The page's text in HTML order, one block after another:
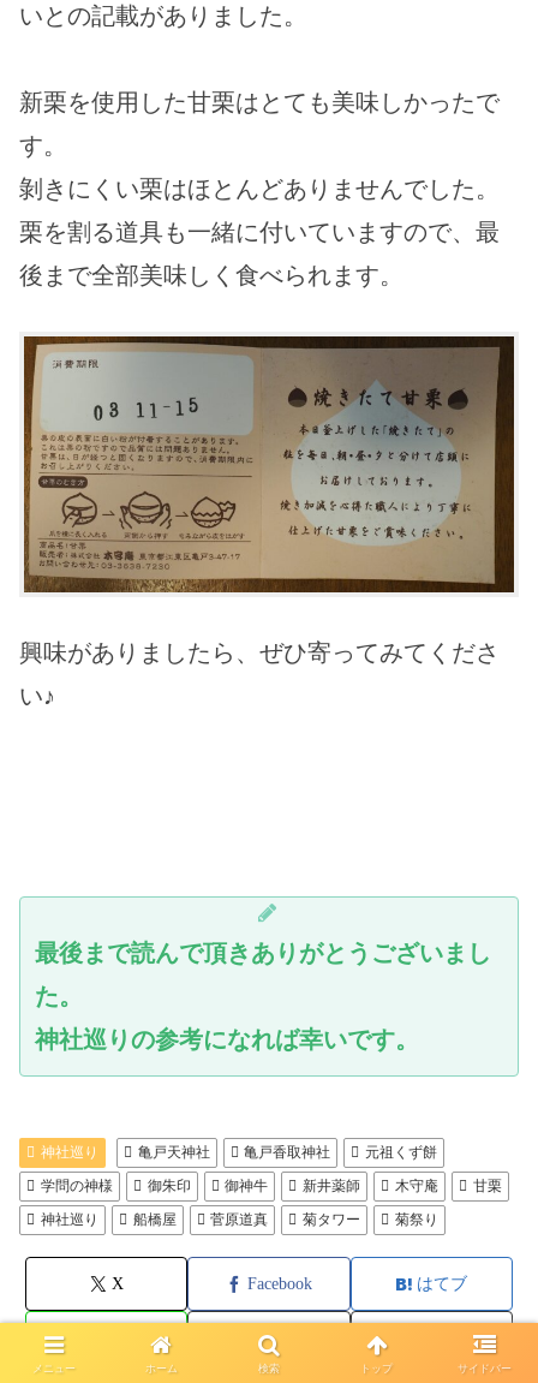
いとの記載がありました。
新栗を使用した甘栗はとても美味しかったで
す。
剝きにくい栗はほとんどありませんでした。
栗を割る道具も一緒に付いていますので、最
後まで全部美味しく食べられます。
興味がありましたら、ぜひ寄ってみてくださ
い♪
最後まで読んで頂きありがとうございまし
た。
神社巡りの参考になれば幸いです。
神社巡り 亀戸天神社 亀戸香取神社
元祖くず餅
学問の神様
御朱印 御神牛 新井薬師 木守庵
甘栗
神社巡り
船橋屋 菅原道真 菊タワー 菊祭り
X Facebook はてブ
コピー コメント
メニュー ホーム 検索 トップ サイドバー